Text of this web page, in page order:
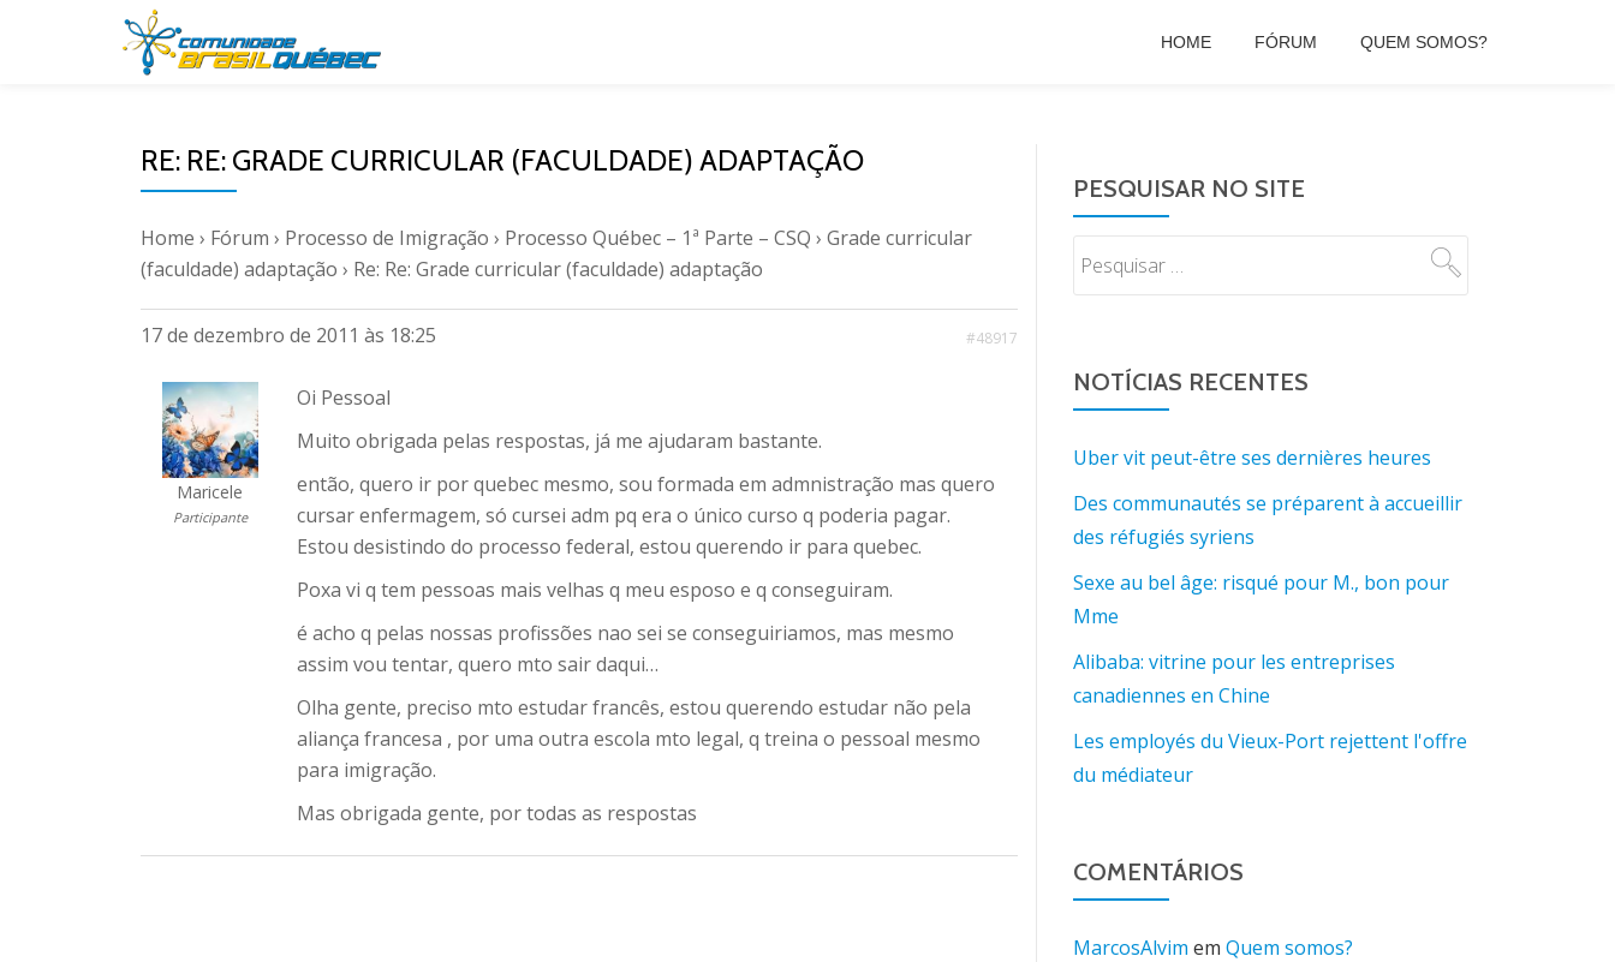
HOME FÓRUM QUEM SOMOS?
RE: RE: GRADE CURRICULAR (FACULDADE) ADAPTAÇÃO
Home › Fórum › Processo de Imigração › Processo Québec – 1ª Parte – CSQ › Grade curricular
(faculdade) adaptação › Re: Re: Grade curricular (faculdade) adaptação
17 de dezembro de 2011 às 18:25 #48917
Maricele
Participante
Oi Pessoal
Muito obrigada pelas respostas, já me ajudaram bastante.
então, quero ir por quebec mesmo, sou formada em admnistração mas quero
cursar enfermagem, só cursei adm pq era o único curso q poderia pagar.
Estou desistindo do processo federal, estou querendo ir para quebec.
Poxa vi q tem pessoas mais velhas q meu esposo e q conseguiram.
é acho q pelas nossas profissões nao sei se conseguiriamos, mas mesmo
assim vou tentar, quero mto sair daqui…
Olha gente, preciso mto estudar francês, estou querendo estudar não pela
aliança francesa , por uma outra escola mto legal, q treina o pessoal mesmo
para imigração.
Mas obrigada gente, por todas as respostas
PESQUISAR NO SITE
NOTÍCIAS RECENTES
Uber vit peut-être ses dernières heures
Des communautés se préparent à accueillir
des réfugiés syriens
Sexe au bel âge: risqué pour M., bon pour
Mme
Alibaba: vitrine pour les entreprises
canadiennes en Chine
Les employés du Vieux-Port rejettent l'offre
du médiateur
COMENTÁRIOS
MarcosAlvim em Quem somos?